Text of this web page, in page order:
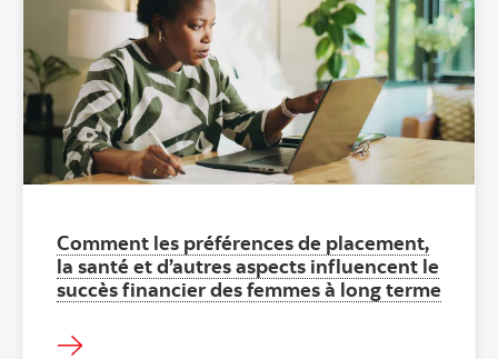
"women
Comment les préférences de placement,
la santé et d’autres aspects influencent le
succès financier des femmes à long terme